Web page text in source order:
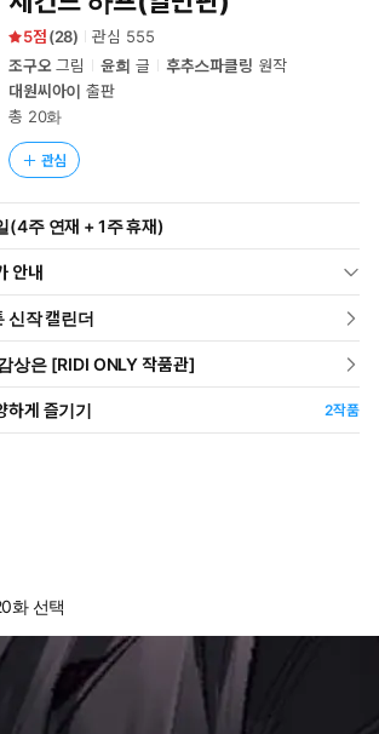
5 (28) 관심 555
조구오그림 윤희 글 후추스파클링 원작
대원씨아이 출판
총 20화
관심
(4주 연재 + 1주 휴재)
안내
신작 캘린더
상은 [RIDI ONLY 작품관]
하게 즐기기 2작품
화 선택